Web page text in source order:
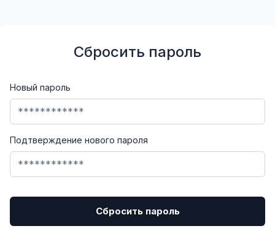
Сбросить пароль
Новый пароль
Подтверждение нового пароля
Сбросить пароль